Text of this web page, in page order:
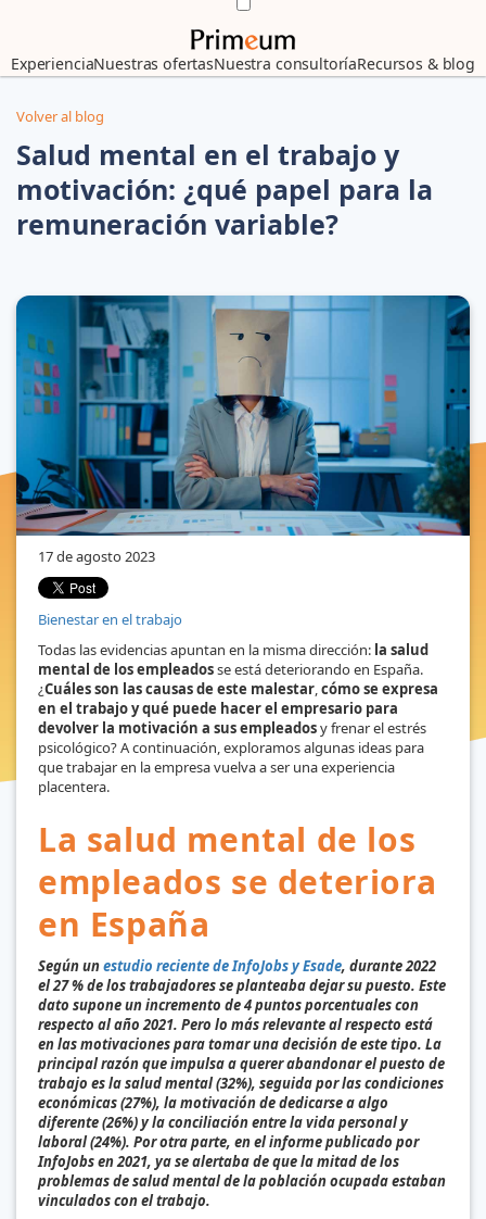
ExperienciaNuestras ofertasNuestra consultoríaRecursos & blog
Volver al blog
Salud mental en el trabajo y
motivación: ¿qué papel para la
remuneración variable?
17 de agosto 2023
Bienestar en el trabajo
Todas las evidencias apuntan en la misma dirección: la salud
mental de los empleadosse está deteriorando en España.
¿Cuáles son las causas de este malestar,cómo se expresa
en el trabajo y qué puede hacer el empresario para
devolver la motivación a sus empleadosy frenar el estrés
psicológico? A continuación, exploramos algunas ideas para
que trabajar en la empresa vuelva a ser una experiencia
placentera.
La salud mental de los
empleados se deteriora
en España
Según unestudio reciente de InfoJobs y Esade, durante 2022
el 27 % de los trabajadores se planteaba dejar su puesto. Este
dato supone un incremento de 4 puntos porcentuales con
respecto al año 2021. Pero lo más relevante al respecto está
en las motivaciones para tomar una decisión de este tipo. La
principal razón que impulsa a querer abandonar el puesto de
trabajo es la salud mental (32%), seguida por las condiciones
económicas (27%), la motivación de dedicarse a algo
diferente (26%) y la conciliación entre la vida personal y
laboral (24%). Por otra parte, en el informe publicado por
InfoJobs en 2021, ya se alertaba de que la mitad de los
problemas de salud mental de la población ocupada estaban
vinculados con el trabajo.